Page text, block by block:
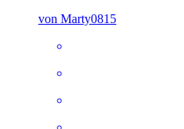
von Marty0815